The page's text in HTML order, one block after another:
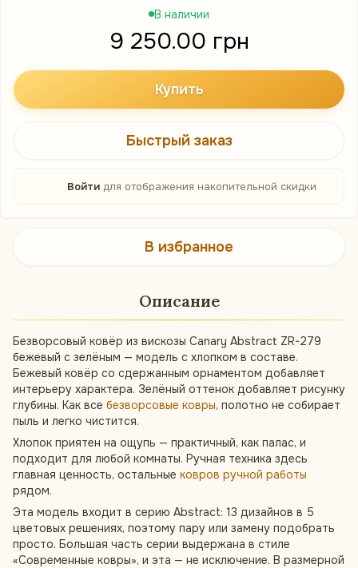
В наличии
9 250.00 грн
Купить
Быстрый заказ
Войти для отображения накопительной скидки
В избранное
Описание
Безворсовый ковёр из вискозы Canary Abstract ZR-279
бежевый с зелёным — модель с хлопком в составе.
Бежевый ковёр со сдержанным орнаментом добавляет
интерьеру характера. Зелёный оттенок добавляет рисунку
глубины. Как все безворсовые ковры, полотно не собирает
пыль и легко чистится.
Хлопок приятен на ощупь — практичный, как палас, и
подходит для любой комнаты. Ручная техника здесь
главная ценность, остальные ковров ручной работы
рядом.
Эта модель входит в серию Abstract: 13 дизайнов в 5
цветовых решениях, поэтому пару или замену подобрать
просто. Большая часть серии выдержана в стиле
«Современные ковры», и эта — не исключение. В размерной